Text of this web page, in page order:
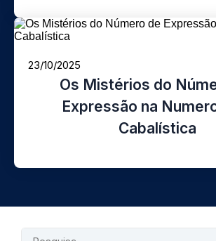
23/10/2025
Os Mistérios do
Expressão na
Cabalística